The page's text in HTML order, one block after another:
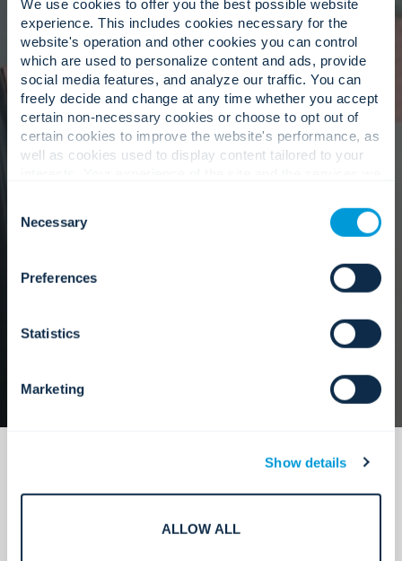
We use cookies to offer you the best possible website
experience. This includes cookies necessary for the
website's operation and other cookies you can control
which are used to personalize content and ads, provide
social media features, and analyze our traffic. You can
freely decide and change at any time whether you accept
certain non-necessary cookies or choose to opt out of
certain cookies to improve the website's performance, as
well as cookies used to display content tailored to your
cookies. Click "Show details" below for more information
about who we share your information with.
Selection
Necessary
Preferences
Statistics
Marketing
Show details
ALLOW ALL
Centrado en el cliente,
impulsado por la estrategia.
Los ingenieros colaboran estrechamente con los
equipos de entrega y las partes interesadas.
Nuestro enfoque